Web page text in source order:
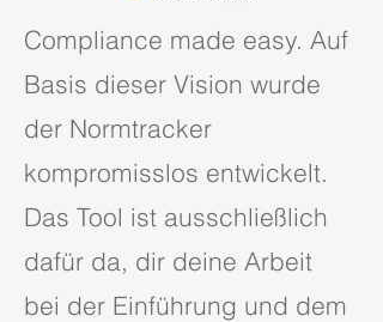
Compliance made easy. Auf
Basis dieser Vision wurde
der Normtracker
kompromisslos entwickelt.
Das Tool ist ausschließlich
dafür da, dir deine Arbeit
bei der Einführung und dem